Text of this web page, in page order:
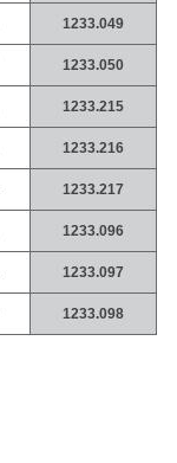
1233.049
1233.050
1233.215
1233.216
1233.217
1233.096
1233.097
1233.098